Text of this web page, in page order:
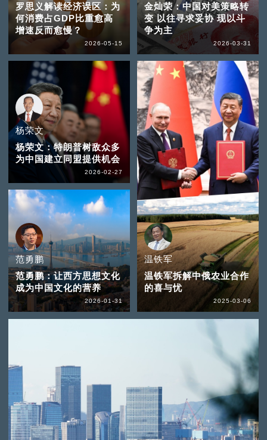
罗思义解读经济误区：为
何消费占GDP比重愈高
增速反而愈慢？
2026-05-15
金灿荣：中国对美策略转
变 以往寻求妥协 现以斗
争为主
2026-03-31
杨荣文
杨荣文：特朗普树敌众多
为中国建立同盟提供机会
2026-02-27
范勇鹏
范勇鹏：让西方思想文化
成为中国文化的营养
2026-01-31
温铁军
温铁军拆解中俄农业合作
的喜与忧
2025-03-06